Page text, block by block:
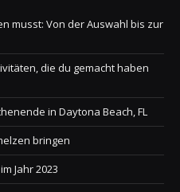
musst: Von der Auswahl bis zur
die du gemacht haben
in Daytona Beach, FL
bringen
Jahr 2023